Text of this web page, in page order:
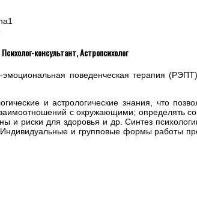
консультант, Астропсихолог
поведенческая терапия
и астрологические знания, что
с окружающими; определять
и риски для здоровья и др. Синтез
и групповые формы работы